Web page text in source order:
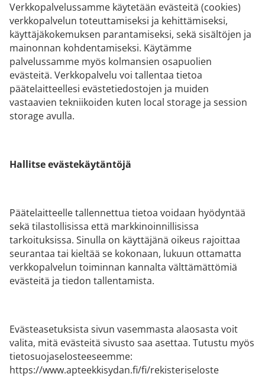
Verkkopalvelussamme käytetään evästeitä (cookies)
verkkopalvelun toteuttamiseksi ja kehittämiseksi,
käyttäjäkokemuksen parantamiseksi, sekä sisältöjen ja
mainonnan kohdentamiseksi. Käytämme
palvelussamme myös kolmansien osapuolien
evästeitä. Verkkopalvelu voi tallentaa tietoa
päätelaitteellesi evästetiedostojen ja muiden
vastaavien tekniikoiden kuten local storage ja session
storage avulla.
Hallitse evästekäytäntöjä
Päätelaitteelle tallennettua tietoa voidaan hyödyntää
sekä tilastollisissa että markkinoinnillisissa
tarkoituksissa. Sinulla on käyttäjänä oikeus rajoittaa
seurantaa tai kieltää se kokonaan, lukuun ottamatta
verkkopalvelun toiminnan kannalta välttämättömiä
evästeitä ja tiedon tallentamista.
Evästeasetuksista sivun vasemmasta alaosasta voit
valita, mitä evästeitä sivusto saa asettaa. Tutustu myös
tietosuojaselosteeseemme:
https://www.apteekkisydan.fi/fi/rekisteriseloste